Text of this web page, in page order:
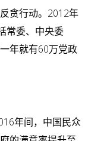
贪行动。2012年
常委、中央委
年就有60万党政
年间，中国民众